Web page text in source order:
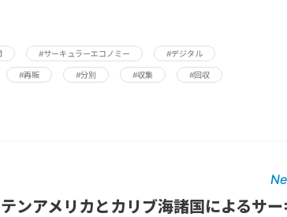
#サーキュラーエコノミー #デジタル
#再販 #分別 #収集 #回収
ンアメリカとカリブ海諸国によるサー